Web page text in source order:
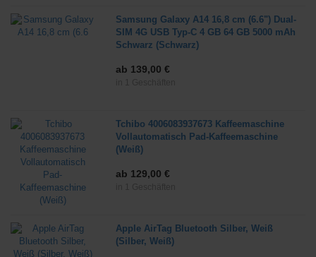
Samsung Galaxy A14 16,8 cm (6.6") Dual-
SIM 4G USB Typ-C 4 GB 64 GB 5000 mAh
Schwarz (Schwarz)
ab 139,00 €
Tchibo 4006083937673 Kaffeemaschine
Vollautomatisch Pad-Kaffeemaschine
(Weiß)
ab 129,00 €
Apple AirTag Bluetooth Silber, Weiß
(Silber, Weiß)